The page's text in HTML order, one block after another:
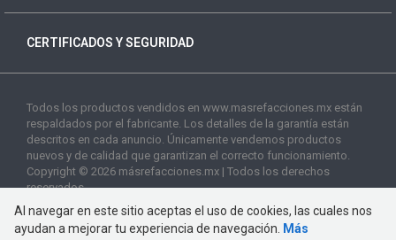
CERTIFICADOS Y SEGURIDAD
Todos los productos vendidos en www.masrefacciones.mx están
respaldados por el fabricante. Los detalles de la garantía están
descritos en cada anuncio. Únicamente vendemos productos
nuevos y de calidad que garantizan el correcto funcionamiento.
Copyright © 2026 másrefacciones.mx | Todos los derechos
reservados
Al navegar en este sitio aceptas el uso de cookies, las cuales nos
ayudan a mejorar tu experiencia de navegación.
Más